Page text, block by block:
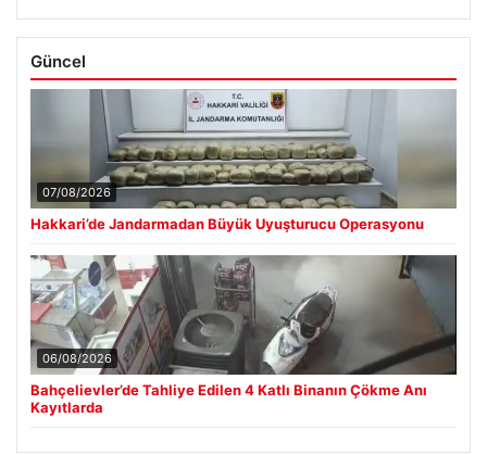
Güncel
07/08/2026
Hakkari’de Jandarmadan Büyük Uyuşturucu Operasyonu
06/08/2026
Bahçelievler’de Tahliye Edilen 4 Katlı Binanın Çökme Anı
Kayıtlarda